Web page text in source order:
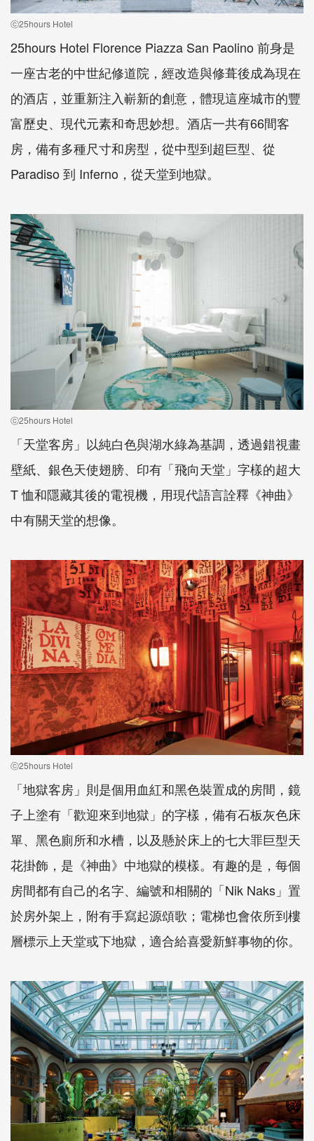
ⓒ25hours Hotel
25hours Hotel Florence Piazza San Paolino 前身是
一座古老的中世紀修道院，經改造與修葺後成為現在
的酒店，並重新注入嶄新的創意，體現這座城市的豐
富歷史、現代元素和奇思妙想。酒店一共有66間客
房，備有多種尺寸和房型，從中型到超巨型、從
Paradiso 到 Inferno，從天堂到地獄。
ⓒ25hours Hotel
「天堂客房」以純白色與湖水綠為基調，透過錯視畫
壁紙、銀色天使翅膀、印有「飛向天堂」字樣的超大
T 恤和隱藏其後的電視機，用現代語言詮釋《神曲》
中有關天堂的想像。
ⓒ25hours Hotel
「地獄客房」則是個用血紅和黑色裝置成的房間，鏡
子上塗有「歡迎來到地獄」的字樣，備有石板灰色床
單、黑色廁所和水槽，以及懸於床上的七大罪巨型天
花掛飾，是《神曲》中地獄的模樣。有趣的是，每個
房間都有自己的名字、編號和相關的「Nik Naks」置
於房外架上，附有手寫起源頌歌；電梯也會依所到樓
層標示上天堂或下地獄，適合給喜愛新鮮事物的你。